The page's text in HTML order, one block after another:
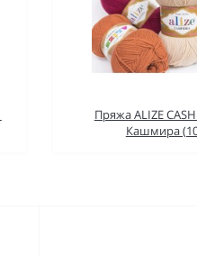
Пряжа ALIZE
Кашмира